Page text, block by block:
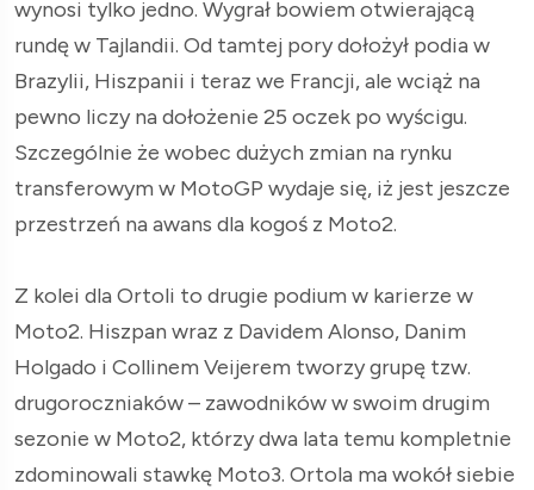
wynosi tylko jedno. Wygrał bowiem otwierającą
rundę w Tajlandii. Od tamtej pory dołożył podia w
Brazylii, Hiszpanii i teraz we Francji, ale wciąż na
pewno liczy na dołożenie 25 oczek po wyścigu.
Szczególnie że wobec dużych zmian na rynku
transferowym w MotoGP wydaje się, iż jest jeszcze
przestrzeń na awans dla kogoś z Moto2.
Z kolei dla Ortoli to drugie podium w karierze w
Moto2. Hiszpan wraz z Davidem Alonso, Danim
Holgado i Collinem Veijerem tworzy grupę tzw.
drugoroczniaków – zawodników w swoim drugim
sezonie w Moto2, którzy dwa lata temu kompletnie
zdominowali stawkę Moto3. Ortola ma wokół siebie